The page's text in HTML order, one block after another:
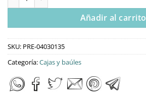
Añadir al carrito
SKU: PRE-04030135
Categoría:Cajas y baúles